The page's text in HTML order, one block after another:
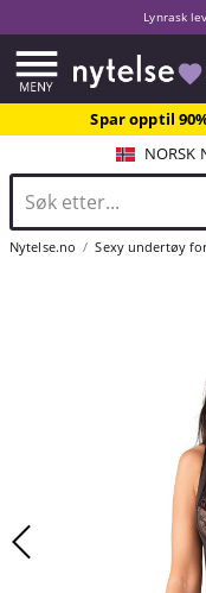
Lynrask
Spar opptil
NORSK
Nytelse.no Sexy undertøy